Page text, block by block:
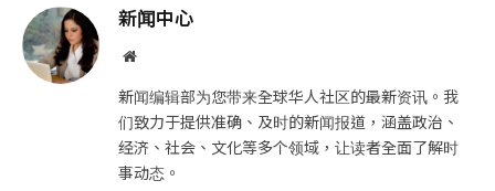
新闻中心
网
新闻编辑部为您带来全球华人社区的最新资讯。我
们致力于提供准确、及时的新闻报道，涵盖政治、
经济、社会、文化等多个领域，让读者全面了解时
事动态。